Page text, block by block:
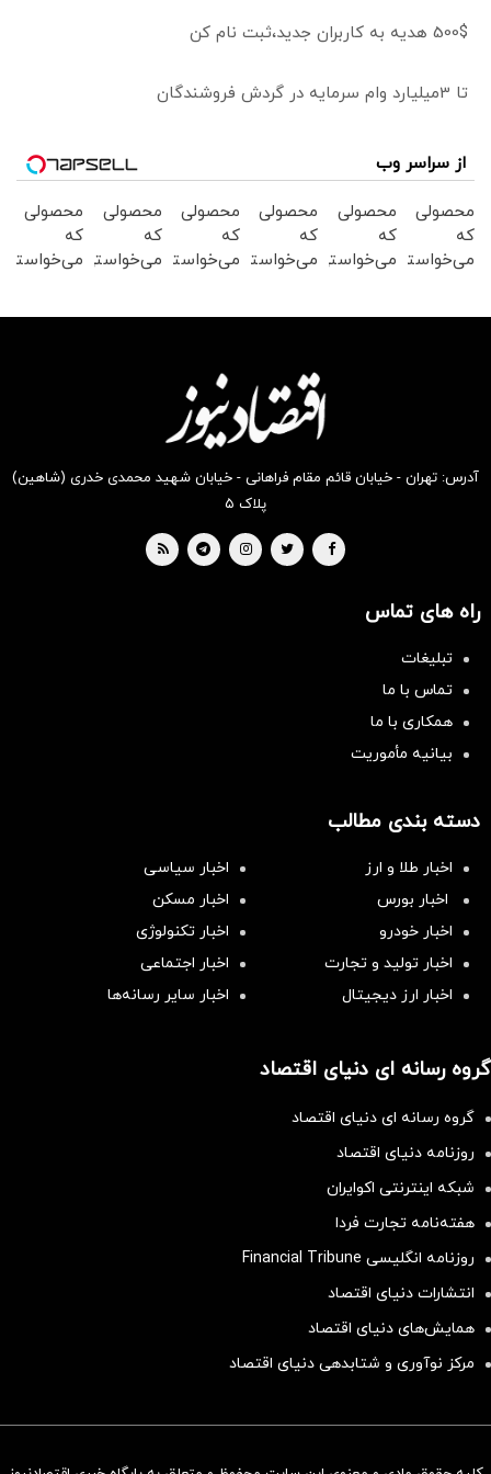
500$ هدیه به کاربران جدید،ثبت نام کن
تا 3میلیارد وام سرمایه در گردش فروشندگان
از سراسر وب
محصولی
که
می‌خواستی
محصولی
که
می‌خواستی
محصولی
که
می‌خواستی
بخر !
محصولی
که
می‌خواستی
بخر !
محصولی
که
می‌خواستی
محصولی
که
می‌خواستی
آدرس: تهران - خیابان قائم مقام فراهانی - خیابان شهید محمدی خدری (شاهین)
پلاک ۵
راه های تماس
تبلیغات
تماس با ما
همکاری با ما
بیانیه مأموریت
دسته بندی مطالب
اخبار طلا و ارز
اخبار سیاسی
اخبار بورس
اخبار مسکن
اخبار خودرو
اخبار تکنولوژی
اخبار تولید و تجارت
اخبار اجتماعی
اخبار ارز دیجیتال
اخبار سایر رسانه‌‌ها
گروه رسانه ای دنیای اقتصاد
گروه رسانه ای دنیای اقتصاد
روزنامه دنیای اقتصاد
شبکه اینترنتی اکوایران
هفته‌نامه تجارت فردا
روزنامه انگلیسی Financial Tribune
انتشارات دنیای اقتصاد
همایش‌های دنیای اقتصاد
مرکز نوآوری و شتابدهی دنیای اقتصاد